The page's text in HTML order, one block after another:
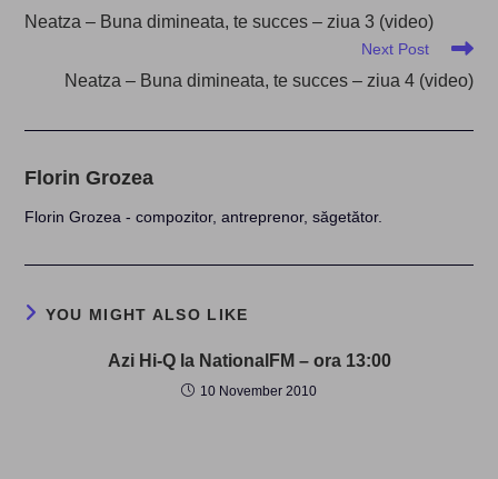
articles
Neatza – Buna dimineata, te succes – ziua 3 (video)
Next Post
Neatza – Buna dimineata, te succes – ziua 4 (video)
Florin Grozea
Florin Grozea - compozitor, antreprenor, săgetător.
YOU MIGHT ALSO LIKE
Azi Hi-Q la NationalFM – ora 13:00
10 November 2010